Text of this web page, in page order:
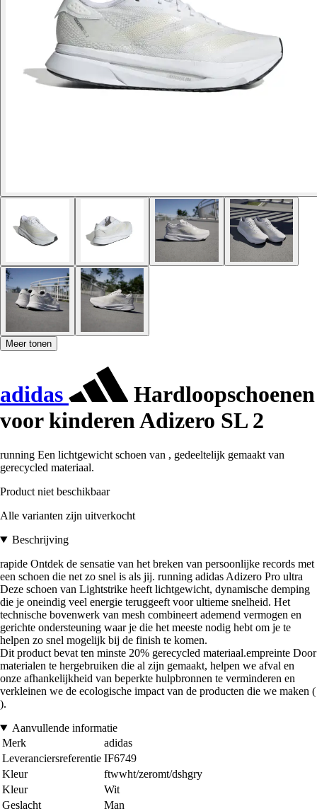
Meer tonen
adidas
Hardloopschoenen
voor kinderen Adizero SL 2
running Een lichtgewicht schoen van , gedeeltelijk gemaakt van
gerecycled materiaal.
Product niet beschikbaar
Alle varianten zijn uitverkocht
Beschrijving
rapide Ontdek de sensatie van het breken van persoonlijke records met
een schoen die net zo snel is als jij. running adidas Adizero Pro ultra
Deze schoen van Lightstrike heeft lichtgewicht, dynamische demping
die je oneindig veel energie teruggeeft voor ultieme snelheid. Het
technische bovenwerk van mesh combineert ademend vermogen en
gerichte ondersteuning waar je die het meeste nodig hebt om je te
helpen zo snel mogelijk bij de finish te komen.
Dit product bevat ten minste 20% gerecycled materiaal.empreinte Door
materialen te hergebruiken die al zijn gemaakt, helpen we afval en
onze afhankelijkheid van beperkte hulpbronnen te verminderen en
verkleinen we de ecologische impact van de producten die we maken (
).
Aanvullende informatie
Merk
adidas
Leveranciersreferentie IF6749
Kleur
ftwwht/zeromt/dshgry
Kleur
Wit
Geslacht
Man